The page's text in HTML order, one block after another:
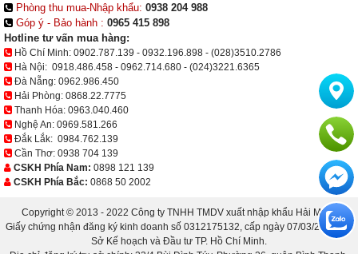
Phòng thu mua-Nhập khẩu: 0938 204 988
Góp ý - Bảo hành : 0965 415 898
Hotline tư vấn mua hàng:
Hồ Chí Minh: 0902.787.139 - 0932.196.898 - (028)3510.2786
Hà Nội: 0918.486.458 - 0962.714.680 - (024)3221.6365
Đà Nẵng: 0962.986.450
Hải Phòng: 0868.22.7775
Thanh Hóa: 0963.040.460
Nghệ An: 0969.581.266
Đắk Lắk: 0984.762.139
Cần Thơ: 0938 704 139
CSKH Phía Nam: 0898 121 139
CSKH Phía Bắc: 0868 50 2002
Copyright © 2013 - 2022 Công ty TNHH TMDV xuất nhập khẩu Hải Minh.
Giấy chứng nhận đăng ký kinh doanh số 0312175132, cấp ngày 07/03/2013 bởi
Sở Kế hoạch và Đầu tư TP. Hồ Chí Minh.